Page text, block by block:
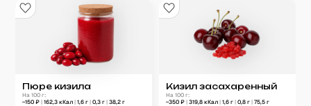
Пюре кизила
На 100 г:
~150 ₽| 162,3 кКал| 1,6 г| 0,3 г| 38,2 г
Кизил засахаренный
На 100 г:
~350 ₽ | 319,8 кКал | 1,6 г | 0,8 г | 75,5 г